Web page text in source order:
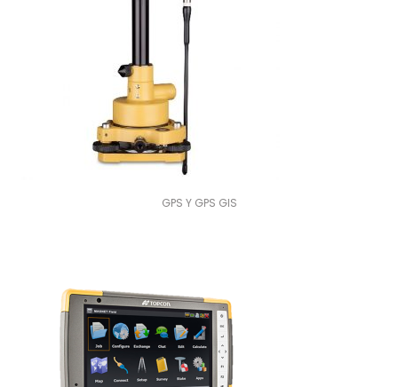
GPS Y GPS GIS